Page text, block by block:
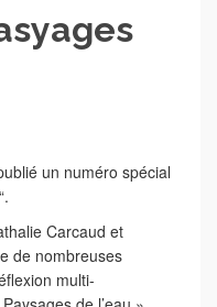
un numéro spécial
“.
Carcaud et
de nombreuses
multi-